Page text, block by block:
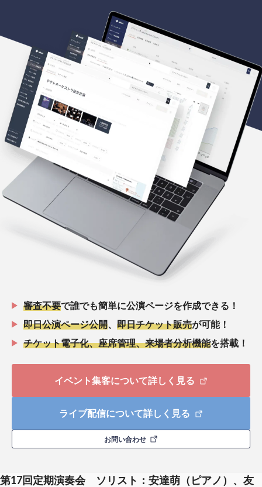
審査不要で誰でも簡単に公演ページを作成できる！
即日公演ページ公開
即日チケット販売が可能！
チケット電子化、座席管理、来場者分析機能を搭載！
イベント集客について詳しく見る
ライブ配信について詳しく見る
お問い合わせ
第17回定期演奏会 ソリスト：安達萌（ピアノ）、友